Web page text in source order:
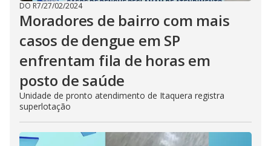
DO R7/27/02/2024
Moradores de bairro com mais
casos de dengue em SP
enfrentam fila de horas em
posto de saúde
Unidade de pronto atendimento de Itaquera registra
superlotação